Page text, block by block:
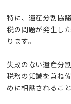
特に、遺産分割協
税の問題が発生し
ります。
失敗のない遺産分
税務の知識を兼ね
めに相談されるこ